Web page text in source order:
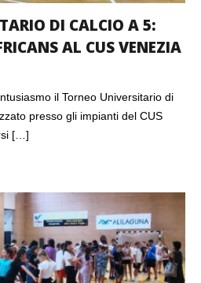
DI CALCIO A 5:
AL CUS VENEZIA
il Torneo Universitario di
presso gli impianti del CUS
[…]